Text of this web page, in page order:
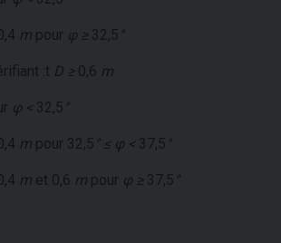
m pour φ ≥32,5
:t D ≥0,6 m
φ < 32,5
m pour 32,5 ° ≤ φ < 37,5
m et 0,6 m pour φ ≥37,5